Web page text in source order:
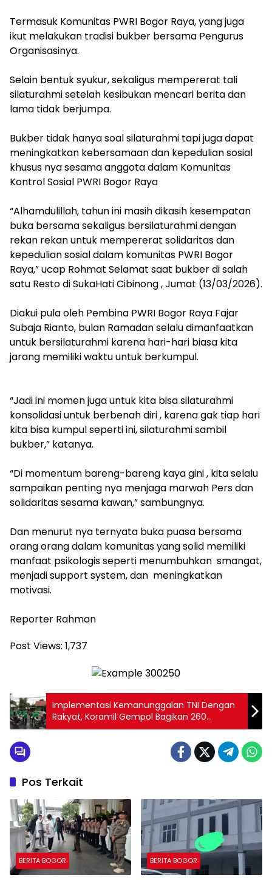
Termasuk Komunitas PWRI Bogor Raya, yang juga
ikut melakukan tradisi bukber bersama Pengurus
Organisasinya.
Selain bentuk syukur, sekaligus mempererat tali
silaturahmi setelah kesibukan mencari berita dan
lama tidak berjumpa.
Bukber tidak hanya soal silaturahmi tapi juga dapat
meningkatkan kebersamaan dan kepedulian sosial
khusus nya sesama anggota dalam Komunitas
Kontrol Sosial PWRI Bogor Raya
“Alhamdulillah, tahun ini masih dikasih kesempatan
buka bersama sekaligus bersilaturahmi dengan
rekan rekan untuk mempererat solidaritas dan
kepedulian sosial dalam komunitas PWRI Bogor
Raya,” ucap Rohmat Selamat saat bukber di salah
satu Resto di SukaHati Cibinong , Jumat (13/03/2026).
Diakui pula oleh Pembina PWRI Bogor Raya Fajar
Subaja Rianto, bulan Ramadan selalu dimanfaatkan
untuk bersilaturahmi karena hari-hari biasa kita
jarang memiliki waktu untuk berkumpul.
“Jadi ini momen juga untuk kita bisa silaturahmi
konsolidasi untuk berbenah diri , karena gak tiap hari
kita bisa kumpul seperti ini, silaturahmi sambil
bukber,” katanya.
“Di momentum bareng-bareng kaya gini , kita selalu
sampaikan penting nya menjaga marwah Pers dan
solidaritas sesama kawan,” sambungnya.
Dan menurut nya ternyata buka puasa bersama
orang orang dalam komunitas yang solid memiliki
manfaat psikologis seperti menumbuhkan smangat,
menjadi support system, dan meningkatkan
motivasi.
Reporter Rahman
Post Views: 1,737
Implementasi Kemanunggalan TNI Dengan
Rakyat, Koramil Gempol Bagikan 260
Bungkus Takjil
Pos Terkait
BERITA BOGOR BERITA BOGOR